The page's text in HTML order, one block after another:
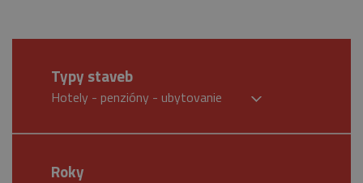
Typy staveb
Hotely - penzióny - ubytovanie
Roky